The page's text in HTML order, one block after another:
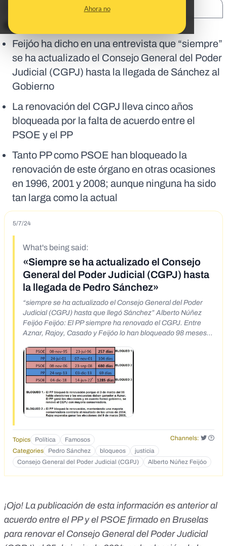
Ahora no
En corto:
Feijóo ha dicho en una entrevista que “siempre”
se ha actualizado el Consejo General del Poder
Judicial (CGPJ) hasta la llegada de Sánchez al
Gobierno
La renovación del CGPJ lleva cinco años
bloqueada por la falta de acuerdo entre el
PSOE y el PP
Tanto PP como PSOE han bloqueado la
renovación de este órgano en otras ocasiones
en 1996, 2001 y 2008; aunque ninguna ha sido
tan larga como la actual
5/7/24
What's being said:
«Siempre se ha actualizado el Consejo
General del Poder Judicial (CGPJ) hasta
la llegada de Pedro Sánchez»
“siempre se ha actualizado el Consejo General del Poder
Judicial (CGPJ) hasta que llegó Sánchez” Alberto Núñez
Feijóo Feijóo: El PP siempre ha renovado el CGPJ. Entre
Aznar, Rajoy, Casado y Feijóo lo han bloqueado 98 meses.
bulo que roza el insulto no sale en ningún titular 😡
https://twitter.com/achajim/status/1787561863418441968
BLOQUEOS DEL CGPJ GOBIERNO TOCABA RENO. SE
RENOVÓ RETRASO PSOE 08-nov-95 23-jul-96 257 días
BLOQUEO 1 PP 24-jul-01 07-nov-01 104 días PSOE 08-nov-
06 23-sep-08 680 días BLOQUEO 2 PP 24-sep-13 03-dic-13
69 días PSOE 04-dic-18 * 14-jun-22 1285 días BLOQUEO 3
marzo del 96 había elecciones y las encuestas daban
ganador a Aznar. El PP ganó las elecciones y en cuanto
formó gobierno, se renovó el CGPJ con mayoría
conservadora. BLOQUEO 2.- El PP bloqueó la renovación,
manteniendo una mayoría conservadora contraria al
una legislatura completa al PSOE. BLOQUEO 3.- El PP está
bloqueando la renovación, que sigue pendiente*, porque le
niega la legitimidad al gobierno de Pedro Sánchez. El PP de
Aznar era corrupto y bloqueo el CGPJ para controlar la
Topics Política Famosos
Channels:
Categories
Pedro Sánchez bloqueos
justicia
Consejo General del Poder Judicial (CGPJ)
Alberto Núñez Feijóo
¡Ojo! La publicación de esta información es anterior al
acuerdo entre el PP y el PSOE firmado en Bruselas
para renovar el Consejo General del Poder Judicial